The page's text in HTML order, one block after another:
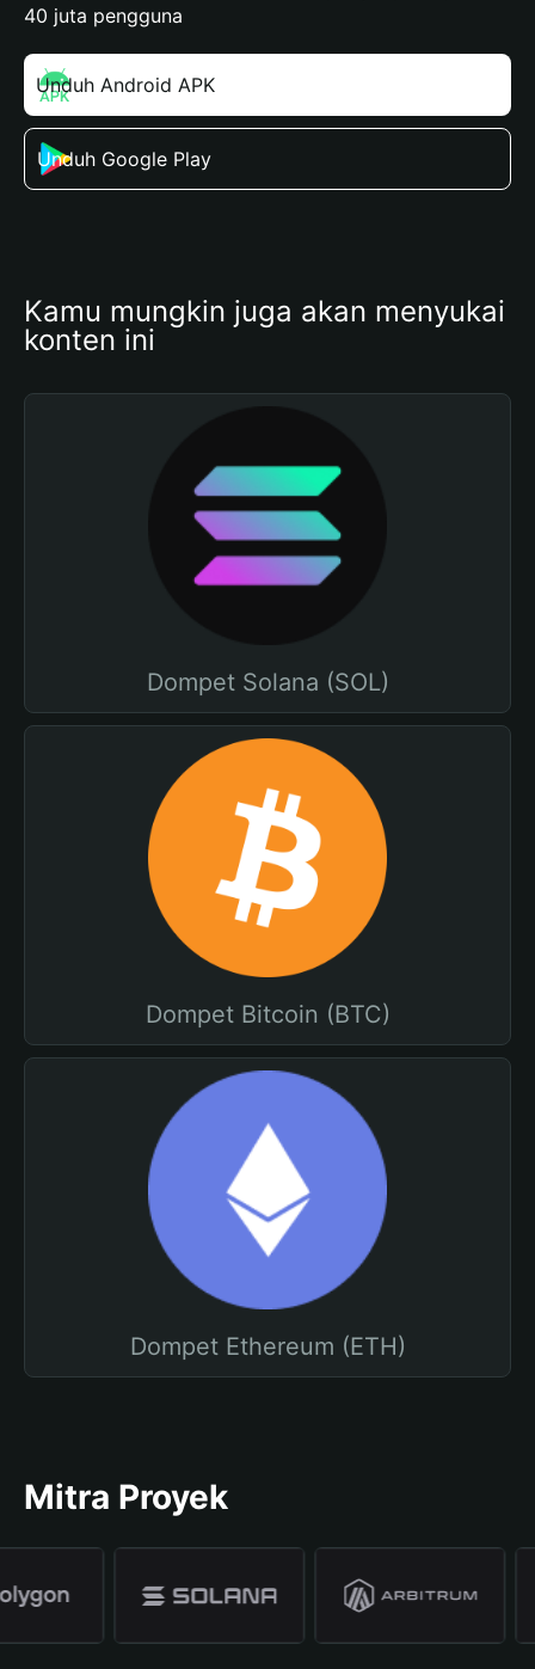
40 juta pengguna
Unduh Android APK
Unduh Google Play
Kamu mungkin juga akan menyukai
konten ini
Dompet Solana (SOL)
Dompet Bitcoin (BTC)
Dompet Ethereum (ETH)
Mitra Proyek